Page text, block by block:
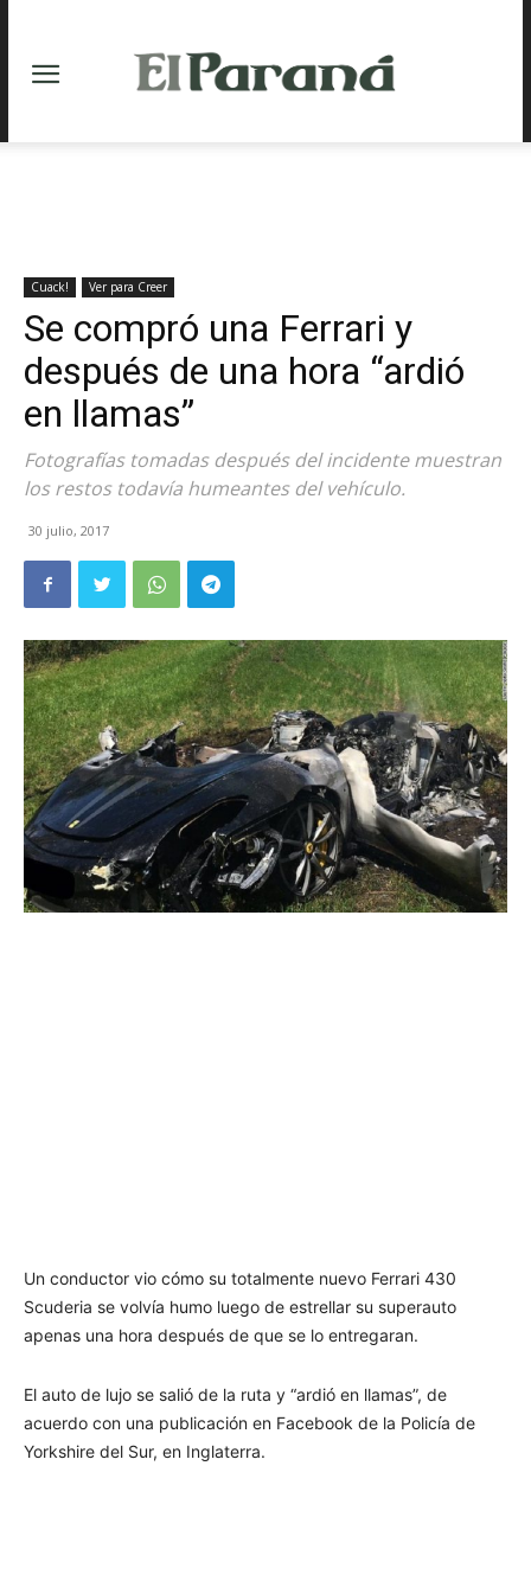
Cuack! Ver para Creer
Se compró una Ferrari y
después de una hora “ardió
en llamas”
Fotografías tomadas después del incidente muestran
los restos todavía humeantes del vehículo.
30 julio, 2017
Un conductor vio cómo su totalmente nuevo Ferrari 430
Scuderia se volvía humo luego de estrellar su superauto
apenas una hora después de que se lo entregaran.
El auto de lujo se salió de la ruta y “ardió en llamas”, de
acuerdo con una publicación en Facebook de la Policía de
Yorkshire del Sur, en Inglaterra.